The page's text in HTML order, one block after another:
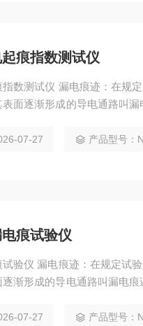
痕指数测试仪
数测试仪 漏电痕迹：在规
面逐渐形成的导电通路叫
用下，判断在几个周期内试
07-27 产品型号：
痕试验仪
验仪 漏电痕迹：在规定试
渐形成的导电通路叫漏电
，判断在几个周期内试样接
07-27 产品型号：